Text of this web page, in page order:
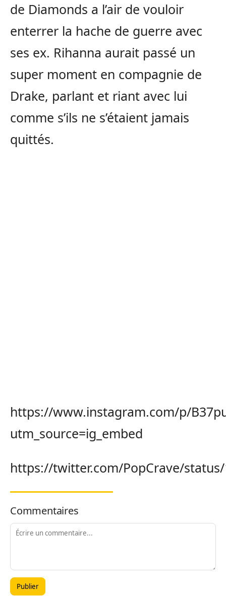
de Diamonds a l’air de vouloir
enterrer la hache de guerre avec
ses ex. Rihanna aurait passé un
super moment en compagnie de
Drake, parlant et riant avec lui
comme s’ils ne s’étaient jamais
quittés.
https://www.instagram.com/p/
utm_source=ig_embed
https://twitter.com/PopCrave/status/
Commentaires
Publier